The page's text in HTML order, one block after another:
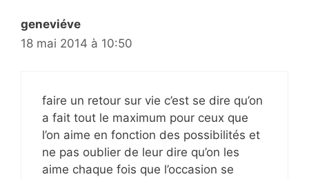
geneviéve
18 mai 2014 à 10:50
faire un retour sur vie c’est se dire qu’on
a fait tout le maximum pour ceux que
l’on aime en fonction des possibilités et
ne pas oublier de leur dire qu’on les
aime chaque fois que l’occasion se